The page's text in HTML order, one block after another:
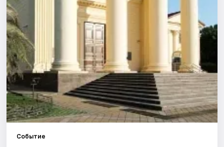
Артисты
Рейтинги
Событие